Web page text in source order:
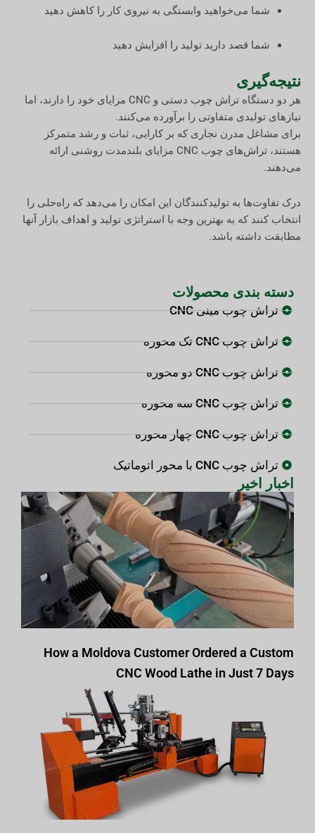
شما می‌خواهید وابستگی به نیروی کار را کاهش دهید
شما قصد دارید تولید را افزایش دهید
نتیجه‌گیری
هر دو دستگاه تراش چوب دستی و CNC مزایای خود را دارند، اما
نیازهای تولیدی متفاوتی را برآورده می‌کنند.
برای مشاغل مدرن نجاری که بر کارایی، ثبات و رشد متمرکز
هستند، تراش‌های چوب CNC مزایای بلندمدت روشنی ارائه
می‌دهند.
درک تفاوت‌ها به تولیدکنندگان این امکان را می‌دهد که راه‌حلی را
انتخاب کنند که به بهترین وجه با استراتژی تولید و اهداف بازار آنها
مطابقت داشته باشد.
دسته بندی محصولات
تراش چوب مینی CNC
تراش چوب CNC تک محوره
تراش چوب CNC دو محوره
تراش چوب CNC سه محوره
تراش چوب CNC چهار محوره
تراش چوب CNC با محور اتوماتیک
اخبار اخیر
How a Moldova Customer Ordered a Custom
CNC Wood Lathe in Just 7 Days